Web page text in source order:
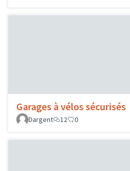
Garages à vélos sécurisés
Dargent
12 0